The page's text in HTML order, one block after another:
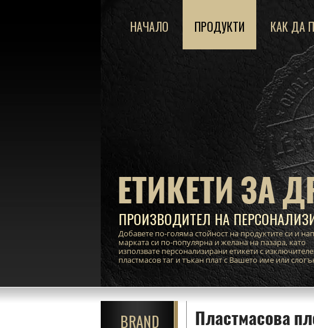
ЕТИКЕТИ ЗА
ПРОИЗВОДИТЕЛ НА
Добавете по-голяма стойност на продуктите си и
марката си по-популярна и желана на пазара, като
използвате персонализирани етикети с
пластмасов таг и тъкан плат с Вашето име или
НАЧАЛО ПРОДУКТИ КАК ДА
BRAND Пластмасова